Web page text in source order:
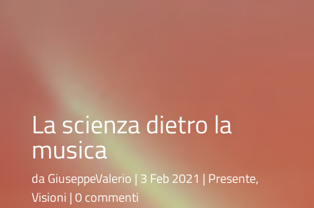
La scienza dietro la
musica
daGiuseppeValerio 3 Feb 2021 Presente,
Visioni 0 commenti